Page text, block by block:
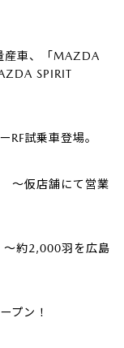
産車、「MAZDA
SPIRIT
試乗車登場。
～仮店舗にて営業
～約2,000羽を広島
プン！